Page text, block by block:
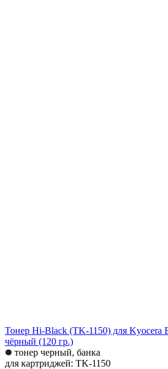
Тонер Hi-Black (TK-1150) для Kyocera
чёрный (120 гр.)
тонер черный, банка
для картриджей: TK-1150